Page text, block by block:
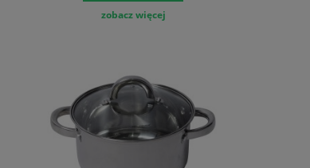
zobacz więcej